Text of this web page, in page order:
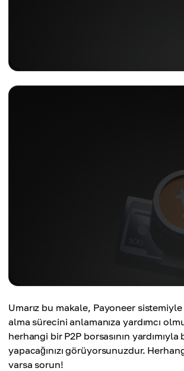
Umarız bu makale, Payoneer
alma sürecini anlamanıza yardımcı
herhangi bir P2P borsasının yardımıyla
yapacağınızı görüyorsunuzdur.
varsa sorun!